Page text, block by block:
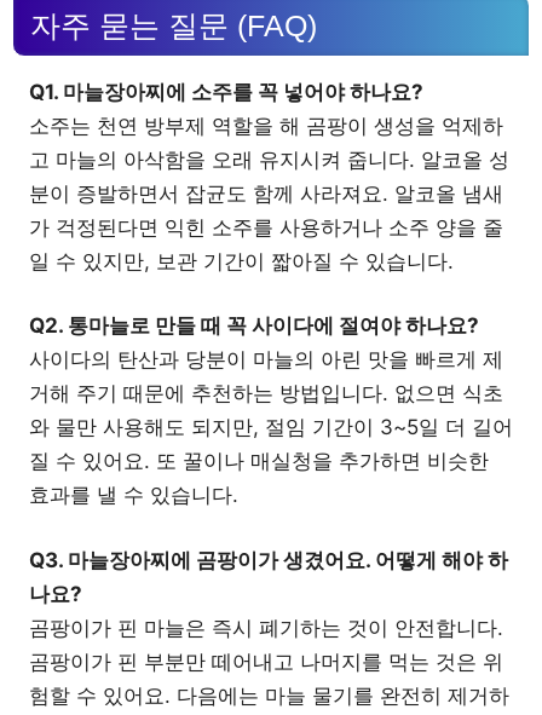
자주 묻는 질문 (FAQ)
Q1. 마늘장아찌에 소주를 꼭 넣어야 하나요?
소주는 천연 방부제 역할을 해 곰팡이 생성을 억제하
고 마늘의 아삭함을 오래 유지시켜 줍니다. 알코올 성
분이 증발하면서 잡균도 함께 사라져요. 알코올 냄새
가 걱정된다면 익힌 소주를 사용하거나 소주 양을 줄
일 수 있지만, 보관 기간이 짧아질 수 있습니다.
Q2. 통마늘로 만들 때 꼭 사이다에 절여야 하나요?
사이다의 탄산과 당분이 마늘의 아린 맛을 빠르게 제
거해 주기 때문에 추천하는 방법입니다. 없으면 식초
와 물만 사용해도 되지만, 절임 기간이 3~5일 더 길어
질 수 있어요. 또 꿀이나 매실청을 추가하면 비슷한
효과를 낼 수 있습니다.
Q3. 마늘장아찌에 곰팡이가 생겼어요. 어떻게 해야 하
나요?
곰팡이가 핀 마늘은 즉시 폐기하는 것이 안전합니다.
곰팡이가 핀 부분만 떼어내고 나머지를 먹는 것은 위
험할 수 있어요. 다음에는 마늘 물기를 완전히 제거하